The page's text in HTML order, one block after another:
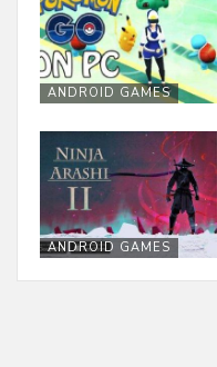
ANDROID GAMES
ANDROID GAMES